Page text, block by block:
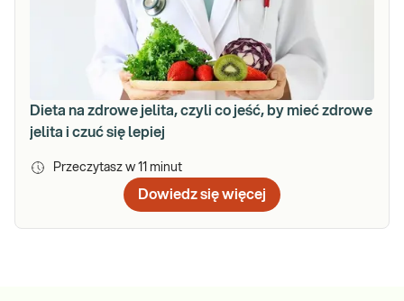
Dieta na zdrowe jelita, czyli co jeść, by mieć zdrowe
jelita i czuć się lepiej
Przeczytasz w 11 minut
Dowiedz się więcej